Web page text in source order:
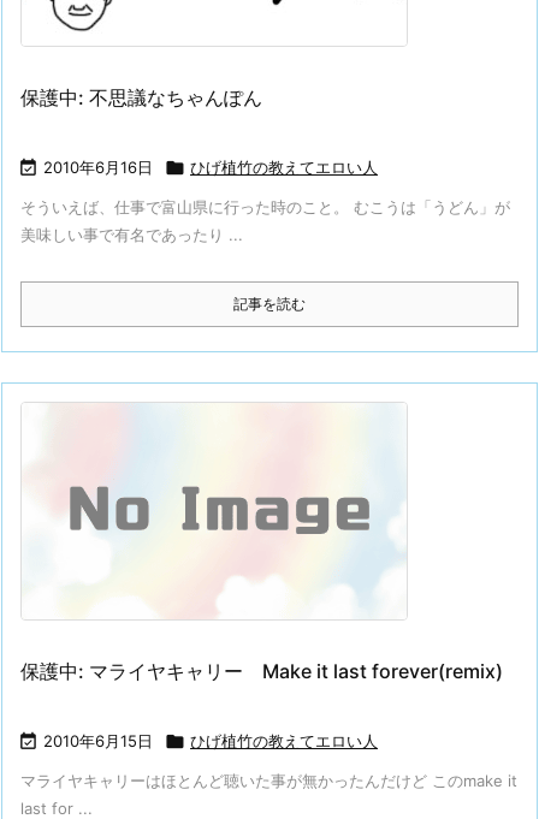
保護中: 不思議なちゃんぽん
 2010年6月16日  ひげ植竹の教えてエロい人
そういえば、仕事で富山県に行った時のこと。 むこうは「うどん」が
美味しい事で有名であったり ...
記事を読む
保護中: マライヤキャリー Make it last forever(remix)
 2010年6月15日  ひげ植竹の教えてエロい人
マライヤキャリーはほとんど聴いた事が無かったんだけど このmake it
last for ...